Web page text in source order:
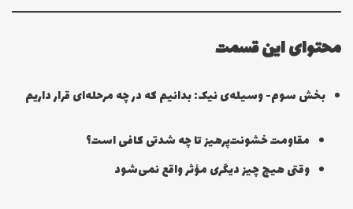
محتوای این قسمت
بخش سوم- وسیله‌ی نیک: بدانیم که در چه مرحله‌ای قرار داریم
مقاومت خشونت‌پرهیز تا چه شدتی کافی است؟
وقتی هیچ چیز دیگری مؤثر واقع نمی‌شود